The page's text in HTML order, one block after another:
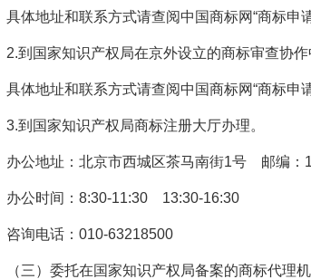
地址和联系方式请查阅中国商标网“商标申
2.到国家知识产权局在京外设立的商标审查协作
地址和联系方式请查阅中国商标网“商标申
3.到国家知识产权局商标注册大厅办理。
地址：北京市西城区茶马南街1号 邮编：
时间： 8:30-11:30 13:30-16:30
电话： 010-63218500
）委托在国家知识产权局备案的商标代理机